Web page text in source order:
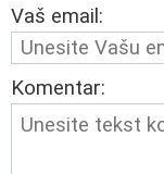
Vaš email:
Komentar: